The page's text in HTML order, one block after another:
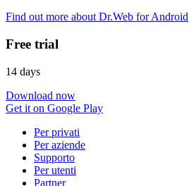
Find out more about Dr.Web for Android
Free trial
14 days
Download now
Get it on Google Play
Per privati
Per aziende
Supporto
Per utenti
Partner